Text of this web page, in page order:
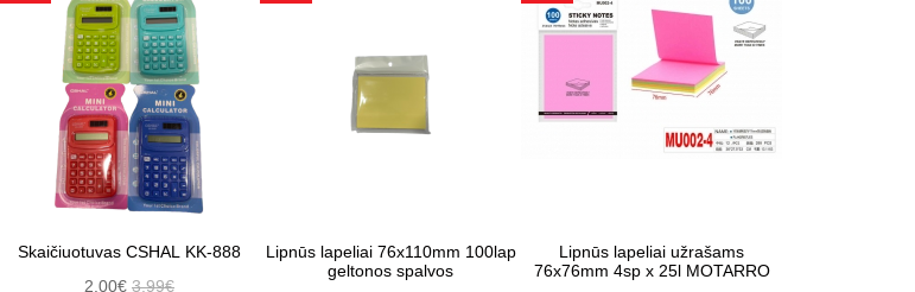
Skaičiuotuvas CSHAL KK-888
2.00€ 3.99€
Lipnūs lapeliai 76x110mm 100lap
geltonos spalvos
Lipnūs lapeliai užrašams
76x76mm 4sp x 25l MOTARRO